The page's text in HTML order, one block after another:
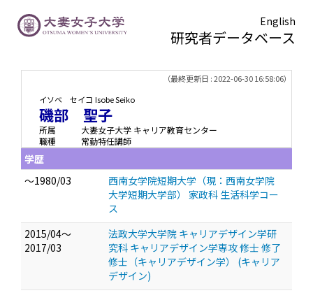
English
研究者データベース
（最終更新日 : 2022-06-30 16:58:06）
イソベ セイコ Isobe Seiko
磯部 聖子
所属
大妻女子大学 キャリア教育センター
職種
常勤特任講師
学歴
～1980/03
西南女学院短期大学（現：西南女学院
大学短期大学部） 家政科 生活科学コー
ス
2015/04～
2017/03
法政大学大学院 キャリアデザイン学研
究科 キャリアデザイン学専攻 修士 修了
修士（キャリアデザイン学） (キャリア
デザイン)